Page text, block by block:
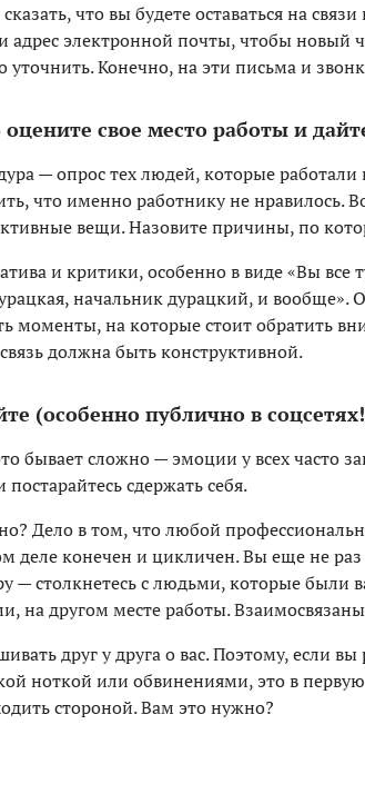
что вы будете оставаться на
адрес электронной почты, чтобы новый
уточнить. Конечно, на эти письма и
свое место работы и
— опрос тех людей, которые
что именно работнику не нравилось.
вещи. Назовите причины, по
и критики, особенно в виде «Вы все
начальник дурацкий, и вообще».
моменты, на которые стоит обратить
должна быть конструктивной.
(особенно публично в
бывает сложно — эмоции у всех часто
постарайтесь сдержать себя.
Дело в том, что любой
деле конечен и цикличен. Вы еще не
— столкнетесь с людьми, которые
на другом месте работы. Взаимосвязаны
друг у друга о вас. Поэтому, если вы
ноткой или обвинениями, это в
стороной. Вам это нужно?